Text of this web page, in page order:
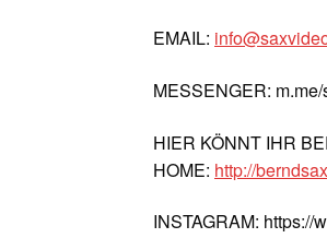
EMAIL:
MESSENGER:
HIER KÖNNT IHR
HOME: http://
INSTAGRAM: https://